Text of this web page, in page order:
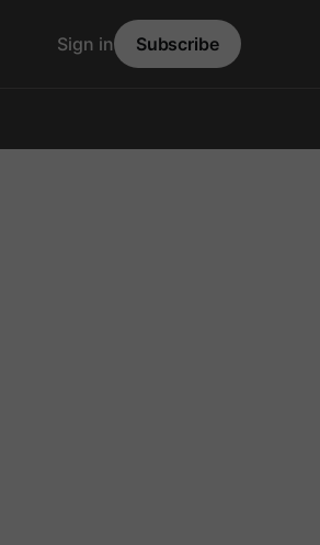
Sign in Subscribe